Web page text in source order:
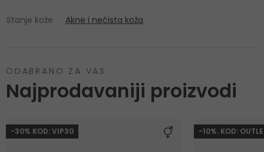
Stanje kože Akne i nečista koža
ODABRANO ZA VAS
Najprodavaniji proizvodi
-30% KOD: VIP30 -10%. KOD: